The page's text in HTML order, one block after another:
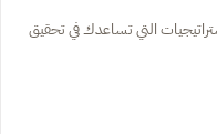
التي تساعدك في تحقيق